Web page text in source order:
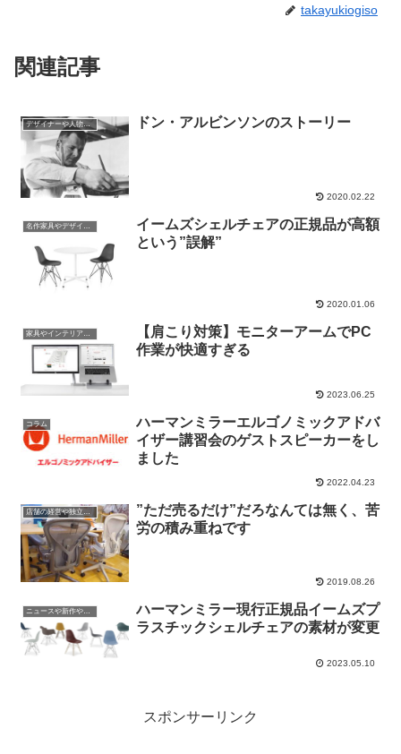
takayukiogiso
関連記事
デザイナーや人物の紹介 ドン・アルビンソンのストーリー
2020.02.22
名作家具やデザインの話
イームズシェルチェアの正規品が高額
という”誤解”
2020.01.06
家具やインテリアやプロダクトの話
【肩こり対策】モニターアームでPC
作業が快適すぎる
2023.06.25
コラム
ハーマンミラーエルゴノミックアドバ
イザー講習会のゲストスピーカーをし
ました
2022.04.23
店舗の経営や独立関係の話
”ただ売るだけ”だろなんては無く、苦
労の積み重ねです
2019.08.26
ニュースや新作やイベントの情報
ハーマンミラー現行正規品イームズプ
ラスチックシェルチェアの素材が変更
2023.05.10
スポンサーリンク